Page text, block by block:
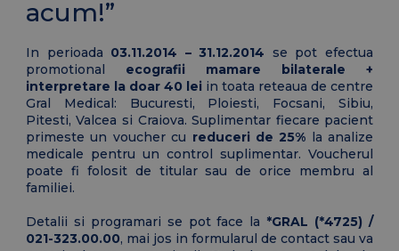
acum!”
In perioada 03.11.2014 – 31.12.2014 se pot efectua
promotional ecografii mamare bilaterale +
interpretare la doar 40 lei in toata reteaua de centre
Gral Medical: Bucuresti, Ploiesti, Focsani, Sibiu,
Pitesti, Valcea si Craiova. Suplimentar fiecare pacient
primeste un voucher cu reduceri de 25% la analize
medicale pentru un control suplimentar. Voucherul
poate fi folosit de titular sau de orice membru al
familiei.
Detalii si programari se pot face la *GRAL (*4725) /
021-323.00.00, mai jos in formularul de contact sau va